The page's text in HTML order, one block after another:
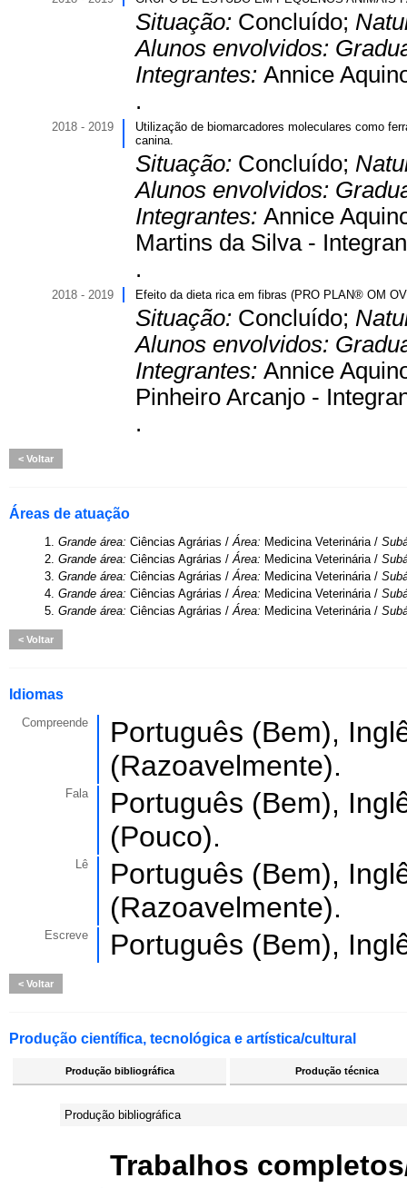
Situação: Concluído;
Alunos envolvidos:
Integrantes: Annice
.
2018 - 2019
Utilização de biomarcadores moleculares como
canina.
Situação: Concluído;
Alunos envolvidos:
Integrantes: Annice
Martins da Silva -
.
2018 - 2019 Efeito da dieta rica em fibras (PRO PLAN® OM
Situação: Concluído;
Alunos envolvidos:
Integrantes: Annice
Pinheiro Arcanjo -
.
Voltar
Áreas de atuação
1. Grande área: Ciências Agrárias /Área: Medicina Veterinária /
2. Grande área: Ciências Agrárias /Área: Medicina Veterinária /
3. Grande área: Ciências Agrárias /Área: Medicina Veterinária /
4. Grande área: Ciências Agrárias /Área: Medicina Veterinária /
5. Grande área: Ciências Agrárias /Área: Medicina Veterinária /
Voltar
Idiomas
Compreende
Português (Bem),
(Razoavelmente).
Fala
Português (Bem),
(Pouco).
Lê
Português (Bem),
(Razoavelmente).
Escreve Português (Bem),
Voltar
Produção científica, tecnológica e artística/cultural
Produção bibliográfica Produção técnica
Produção bibliográfica
Trabalhos